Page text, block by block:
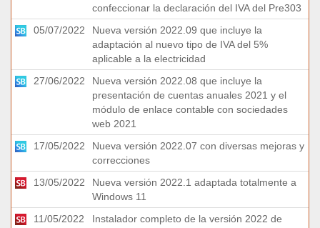
confeccionar la declaración del IVA del Pre303
05/07/2022
Nueva versión 2022.09 que incluye la
adaptación al nuevo tipo de IVA del 5%
aplicable a la electricidad
27/06/2022
Nueva versión 2022.08 que incluye la
presentación de cuentas anuales 2021 y el
módulo de enlace contable con sociedades
web 2021
17/05/2022
Nueva versión 2022.07 con diversas mejoras y
correcciones
13/05/2022
Nueva versión 2022.1 adaptada totalmente a
Windows 11
11/05/2022
Instalador completo de la versión 2022 de